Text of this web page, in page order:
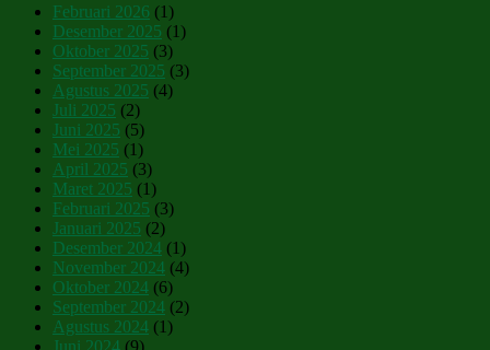
Februari 2026 (1)
Desember 2025 (1)
Oktober 2025 (3)
September 2025 (3)
Agustus 2025 (4)
Juli 2025 (2)
Juni 2025 (5)
Mei 2025 (1)
April 2025 (3)
Maret 2025 (1)
Februari 2025 (3)
Januari 2025 (2)
Desember 2024 (1)
November 2024 (4)
Oktober 2024 (6)
September 2024 (2)
Agustus 2024 (1)
Juni 2024 (9)